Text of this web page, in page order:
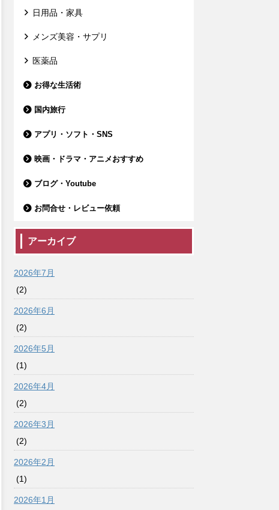
日用品・家具
メンズ美容・サプリ
医薬品
お得な生活術
国内旅行
アプリ・ソフト・SNS
映画・ドラマ・アニメおすすめ
ブログ・Youtube
お問合せ・レビュー依頼
アーカイブ
2026年7月
(2)
2026年6月
(2)
2026年5月
(1)
2026年4月
(2)
2026年3月
(2)
2026年2月
(1)
2026年1月